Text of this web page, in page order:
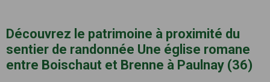
Découvrez le patrimoine à proximité du
sentier de randonnée Une église romane
entre Boischaut et Brenne à Paulnay (36)